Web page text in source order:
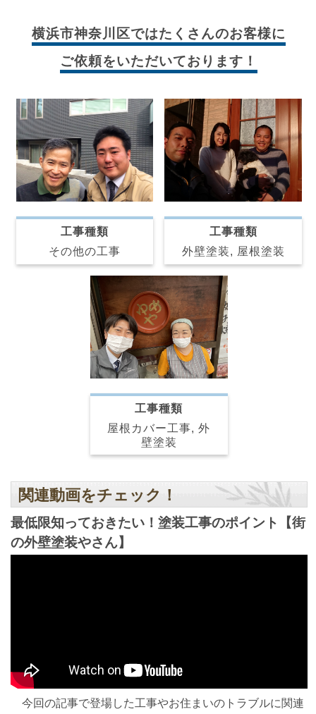
横浜市神奈川区ではたくさんのお客様に
ご依頼をいただいております！
工事種類
その他の工事
工事種類
外壁塗装, 屋根塗装
工事種類
屋根カバー工事, 外
壁塗装
関連動画をチェック！
最低限知っておきたい！塗装工事のポイント【街
の外壁塗装やさん】
今回の記事で登場した工事やお住まいのトラブルに関連